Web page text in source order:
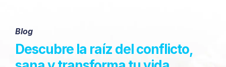
Blog
Descubre la raíz del conflicto,